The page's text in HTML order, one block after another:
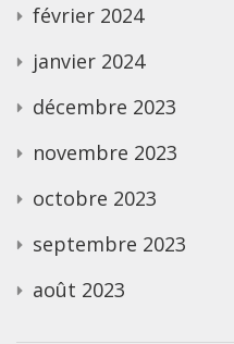
février 2024
janvier 2024
décembre 2023
novembre 2023
octobre 2023
septembre 2023
août 2023